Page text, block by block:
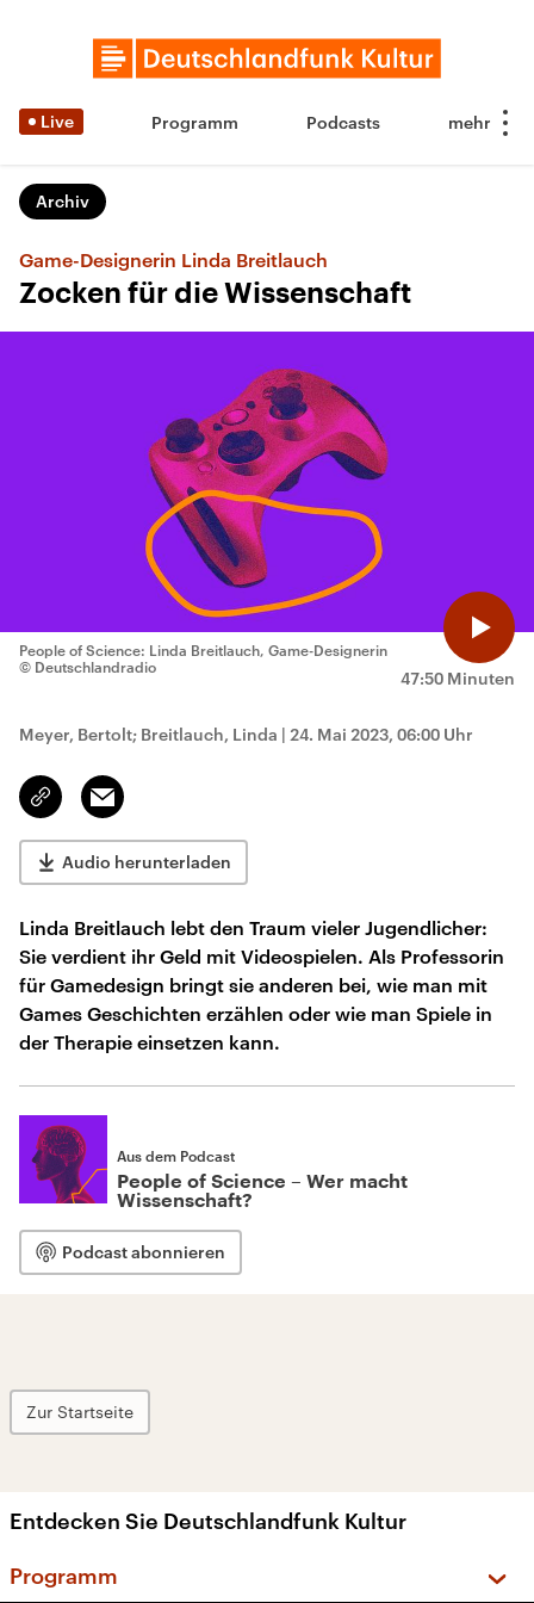
Live Programm Podcasts
Archiv
Game-Designerin Linda Breitlauch
Zocken für die Wissenschaft
47:50 Minuten
People of Science: Linda Breitlauch, Game-Designerin
© Deutschlandradio
Meyer, Bertolt; Breitlauch, Linda | 24. Mai 2023, 06:00 Uhr
Link
kopieren/teilen
Email
Audio herunterladen
Linda Breitlauch lebt den Traum vieler Jugendlicher:
Sie verdient ihr Geld mit Videospielen. Als Professorin
für Gamedesign bringt sie anderen bei, wie man mit
Games Geschichten erzählen oder wie man Spiele in
der Therapie einsetzen kann.
Aus dem Podcast
People of Science – Wer macht
Wissenschaft?
Podcast abonnieren
Zur Startseite
Entdecken Sie Deutschlandfunk Kultur
Programm